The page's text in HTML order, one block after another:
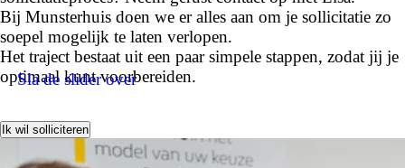
Bij Munsterhuis doen we er alles aan om je sollicitatie zo
soepel mogelijk te laten verlopen.
Het traject bestaat uit een paar simpele stappen, zodat jij je
optimaal kunt voorbereiden.
Ik wil solliciteren
Sla de slider over